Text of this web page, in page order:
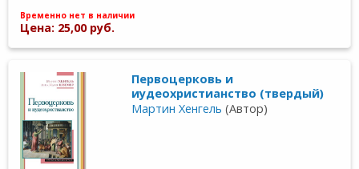
Временно нет в наличии
Цена: 25,00 руб.
Первоцерковь и
иудеохристианство (твердый)
Мартин Хенгель (Автор)